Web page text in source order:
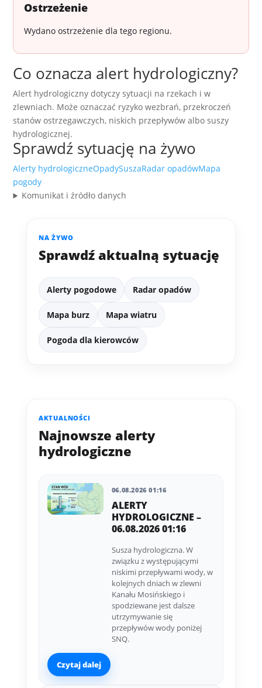
Ostrzeżenie
Wydano ostrzeżenie dla tego regionu.
Co oznacza alert hydrologiczny?
Alert hydrologiczny dotyczy sytuacji na rzekach i w
zlewniach. Może oznaczać ryzyko wezbrań, przekroczeń
stanów ostrzegawczych, niskich przepływów albo suszy
hydrologicznej.
Sprawdź sytuację na żywo
Alerty hydrologiczneOpadySuszaRadar opadówMapa
pogody
Komunikat i źródło danych
NA ŻYWO
Sprawdź aktualną sytuację
Alerty pogodowe Radar opadów
Mapa burz Mapa wiatru
Pogoda dla kierowców
AKTUALNOŚCI
Najnowsze alerty
hydrologiczne
06.08.2026 01:16
ALERTY
HYDROLOGICZNE –
06.08.2026 01:16
Susza hydrologiczna. W
związku z występującymi
niskimi przepływami wody, w
kolejnych dniach w zlewni
Kanału Mosińskiego i
spodziewane jest dalsze
utrzymywanie się
przepływów wody poniżej
SNQ.
Czytaj dalej